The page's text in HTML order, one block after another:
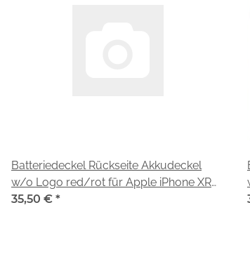
Batteriedeckel Rückseite Akkudeckel
w/o Logo red/rot für Apple iPhone XR
(A2105)
35,50 € *